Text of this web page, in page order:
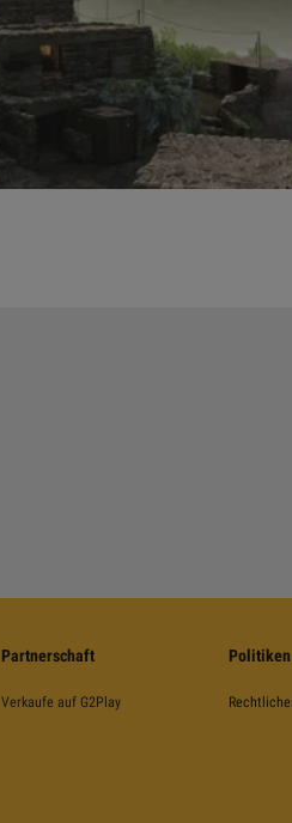
Partnerschaft
Verkaufe auf G2Play
Politiken